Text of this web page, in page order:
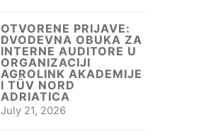
OTVORENE PRIJAVE:
DVODEVNA OBUKA ZA
INTERNE AUDITORE U
ORGANIZACIJI
AGROLINK AKADEMIJE
I TÜV NORD
ADRIATICA
July 21, 2026